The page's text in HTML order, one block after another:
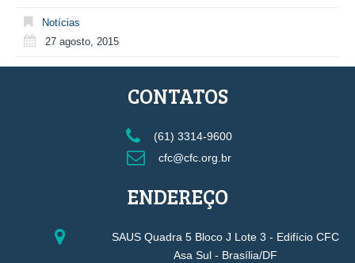
Notícias
27 agosto, 2015
CONTATOS
(61) 3314-9600
cfc@cfc.org.br
ENDEREÇO
SAUS Quadra 5 Bloco J Lote 3 - Edifício CFC
Asa Sul - Brasília/DF